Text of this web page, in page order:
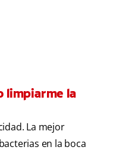
limpiarme la
La mejor
en la boca